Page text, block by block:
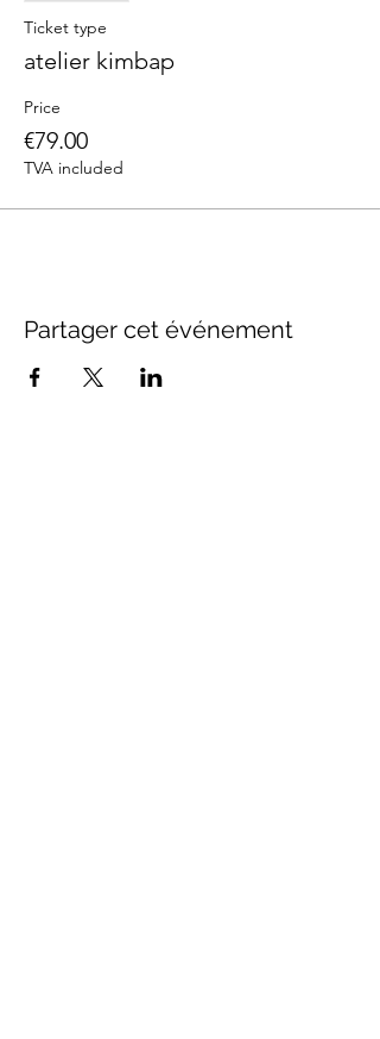
Ticket type
atelier kimbap
Price
€79.00
TVA included
Partager cet événement